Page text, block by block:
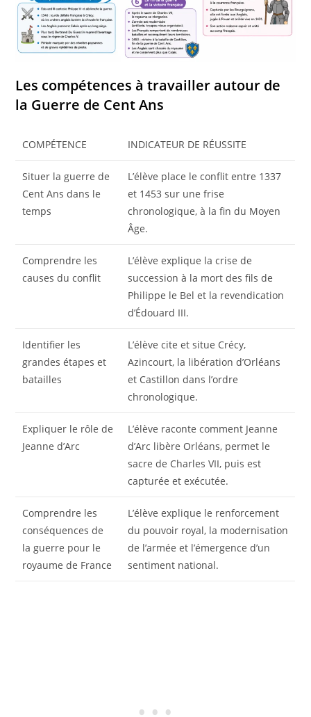
Les compétences à travailler autour de
la Guerre de Cent Ans
COMPÉTENCE INDICATEUR DE RÉUSSITE
Situer la guerre de
Cent Ans dans le
temps
L’élève place le conflit entre 1337
et 1453 sur une frise
chronologique, à la fin du Moyen
Âge.
Comprendre les
causes du conflit
L’élève explique la crise de
succession à la mort des fils de
Philippe le Bel et la revendication
d’Édouard III.
Identifier les
grandes étapes et
batailles
L’élève cite et situe Crécy,
Azincourt, la libération d’Orléans
et Castillon dans l’ordre
chronologique.
Expliquer le rôle de
Jeanne d’Arc
L’élève raconte comment Jeanne
d’Arc libère Orléans, permet le
sacre de Charles VII, puis est
capturée et exécutée.
Comprendre les
conséquences de
la guerre pour le
royaume de France
L’élève explique le renforcement
du pouvoir royal, la modernisation
de l’armée et l’émergence d’un
sentiment national.